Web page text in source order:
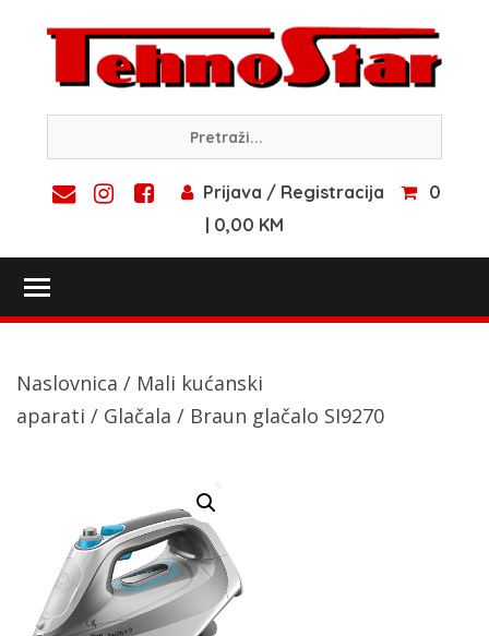
content
Prijava / Registracija
0
| 0,00 KM
Naslovnica / Mali kućanski
aparati / Glačala / Braun glačalo SI9270